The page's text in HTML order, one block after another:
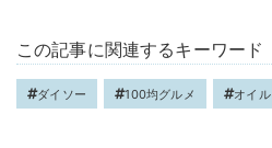
この記事に関連するキーワード
ダイソー 100均グルメ オイル